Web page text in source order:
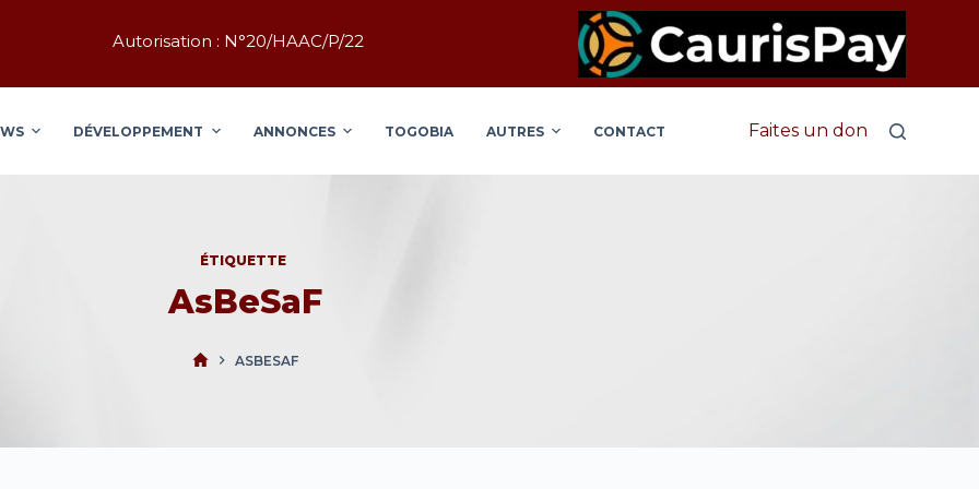
Autorisation : N°20/HAAC/P/22
DÉVELOPPEMENT ANNONCES TOGOBIA AUTRES CONTACT Faites un don
ÉTIQUETTE
AsBeSaF
ASBESAF